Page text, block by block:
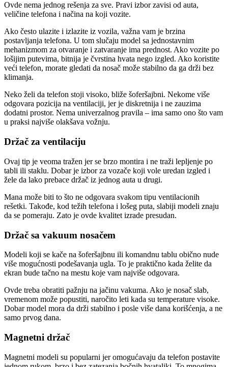
Ovde nema jednog rešenja za sve. Pravi izbor zavisi od auta,
veličine telefona i načina na koji vozite.
Ako često ulazite i izlazite iz vozila, važna vam je brzina
postavljanja telefona. U tom slučaju model sa jednostavnim
mehanizmom za otvaranje i zatvaranje ima prednost. Ako vozite po
lošijim putevima, bitnija je čvrstina hvata nego izgled. Ako koristite
veći telefon, morate gledati da nosač može stabilno da ga drži bez
klimanja.
Neko želi da telefon stoji visoko, bliže šoferšajbni. Nekome više
odgovara pozicija na ventilaciji, jer je diskretnija i ne zauzima
dodatni prostor. Nema univerzalnog pravila – ima samo ono što vam
u praksi najviše olakšava vožnju.
Držač za ventilaciju
Ovaj tip je veoma tražen jer se brzo montira i ne traži lepljenje po
tabli ili staklu. Dobar je izbor za vozače koji vole uredan izgled i
žele da lako prebace držač iz jednog auta u drugi.
Mana može biti to što ne odgovara svakom tipu ventilacionih
rešetki. Takođe, kod težih telefona i lošeg puta, slabiji modeli znaju
da se pomeraju. Zato je ovde kvalitet izrade presudan.
Držač sa vakuum nosačem
Modeli koji se kače na šoferšajbnu ili komandnu tablu obično nude
više mogućnosti podešavanja ugla. To je praktično kada želite da
ekran bude tačno na mestu koje vam najviše odgovara.
Ovde treba obratiti pažnju na jačinu vakuma. Ako je nosač slab,
vremenom može popustiti, naročito leti kada su temperature visoke.
Dobar model mora da drži stabilno i posle više dana korišćenja, a ne
samo prvog dana.
Magnetni držač
Magnetni modeli su popularni jer omogućavaju da telefon postavite